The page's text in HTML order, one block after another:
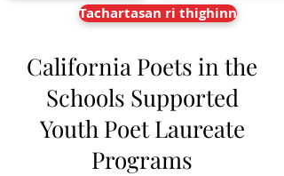
Tachartasan ri thighinn
California Poets in the
Schools Supported
Youth Poet Laureate
Programs